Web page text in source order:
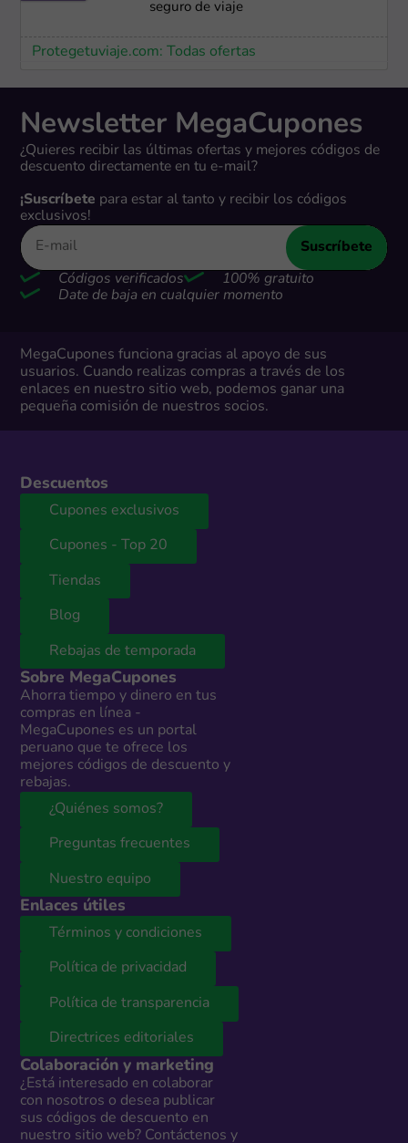
seguro de viaje
Protegetuviaje.com: Todas ofertas
Newsletter MegaCupones
¿Quieres recibir las últimas ofertas y mejores códigos de
descuento directamente en tu e-mail?
¡Suscríbete para estar al tanto y recibir los códigos
exclusivos!
Suscríbete
Códigos verificados
100% gratuito
Date de baja en cualquier momento
MegaCupones funciona gracias al apoyo de sus
usuarios. Cuando realizas compras a través de los
enlaces en nuestro sitio web, podemos ganar una
pequeña comisión de nuestros socios.
Descuentos
Cupones exclusivos
Cupones - Top 20
Tiendas
Blog
Rebajas de temporada
Sobre MegaCupones
Ahorra tiempo y dinero en tus
compras en línea -
MegaCupones es un portal
peruano que te ofrece los
mejores códigos de descuento y
rebajas.
¿Quiénes somos?
Preguntas frecuentes
Nuestro equipo
Enlaces útiles
Términos y condiciones
Política de privacidad
Política de transparencia
Directrices editoriales
Colaboración y marketing
¿Está interesado en colaborar
con nosotros o desea publicar
sus códigos de descuento en
nuestro sitio web? Contáctenos y